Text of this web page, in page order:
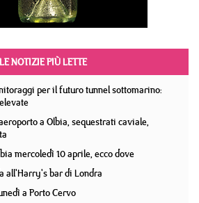
LE NOTIZIE PIÙ LETTE
per il futuro tunnel sottomarino:
a Olbia, sequestrati caviale,
mercoledì 10 aprile, ecco dove
all'Harry's bar di Londra
a Porto Cervo